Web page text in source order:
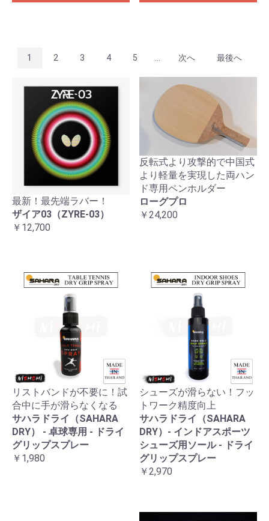
1 2 3 4 5 次へ 最後へ
最新！最先端ラバー！
ザイア03（ZYRE-03）
￥12,700
反転式より攻撃的で中国式
より軽量を実現した両ハン
ド専用ペンホルダー
ローグプロ
￥24,200
リストバンドが不要に！試
合中に手が滑らなくなる
サハラドライ（SAHARA
DRY） - 卓球専用 - ドライ
グリップスプレー
￥1,980
シューズが滑らない！フッ
トワーク精度向上
サハラドライ（SAHARA
DRY）- インドアスポーツ
シューズ用ソール - ドライ
グリップスプレー
￥2,970